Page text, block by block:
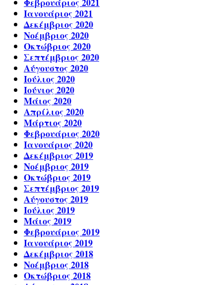
Ιανουάριος 2021
Δεκέμβριος 2020
Νοέμβριος 2020
Οκτώβριος 2020
Σεπτέμβριος 2020
Αύγουστος 2020
Ιούλιος 2020
Ιούνιος 2020
Μάιος 2020
Απρίλιος 2020
Μάρτιος 2020
Φεβρουάριος 2020
Ιανουάριος 2020
Δεκέμβριος 2019
Νοέμβριος 2019
Οκτώβριος 2019
Σεπτέμβριος 2019
Αύγουστος 2019
Ιούλιος 2019
Μάιος 2019
Φεβρουάριος 2019
Ιανουάριος 2019
Δεκέμβριος 2018
Νοέμβριος 2018
Οκτώβριος 2018